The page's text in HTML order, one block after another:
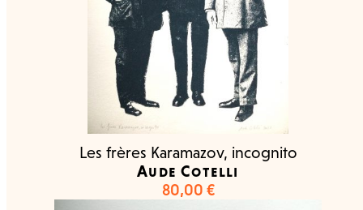
Les frères Karamazov, incognito
Aude Cotelli
80,00 €